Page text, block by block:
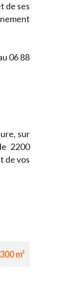
de ses
06 88
sur
2200
de vos
m²